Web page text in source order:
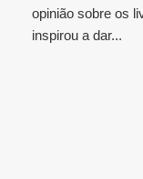
opinião sobre os
inspirou a dar...